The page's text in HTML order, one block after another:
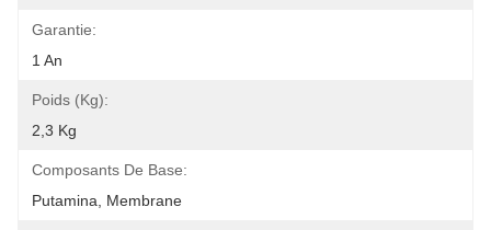
Garantie:
1 An
Poids (kg):
2,3 Kg
Composants De Base:
Putamina, Membrane